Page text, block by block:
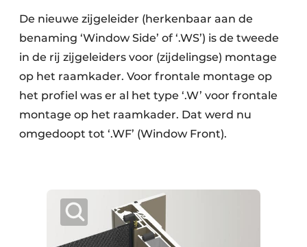
De nieuwe zijgeleider (herkenbaar aan de
benaming ‘Window Side’ of ‘.WS’) is de tweede
in de rij zijgeleiders voor (zijdelingse) montage
op het raamkader. Voor frontale montage op
het profiel was er al het type ‘.W’ voor frontale
montage op het raamkader. Dat werd nu
omgedoopt tot ‘.WF’ (Window Front).